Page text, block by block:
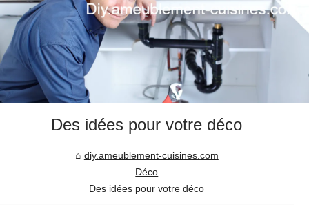
Des idées pour votre déco
diy.ameublement-cuisines.com
Déco
Des idées pour votre déco